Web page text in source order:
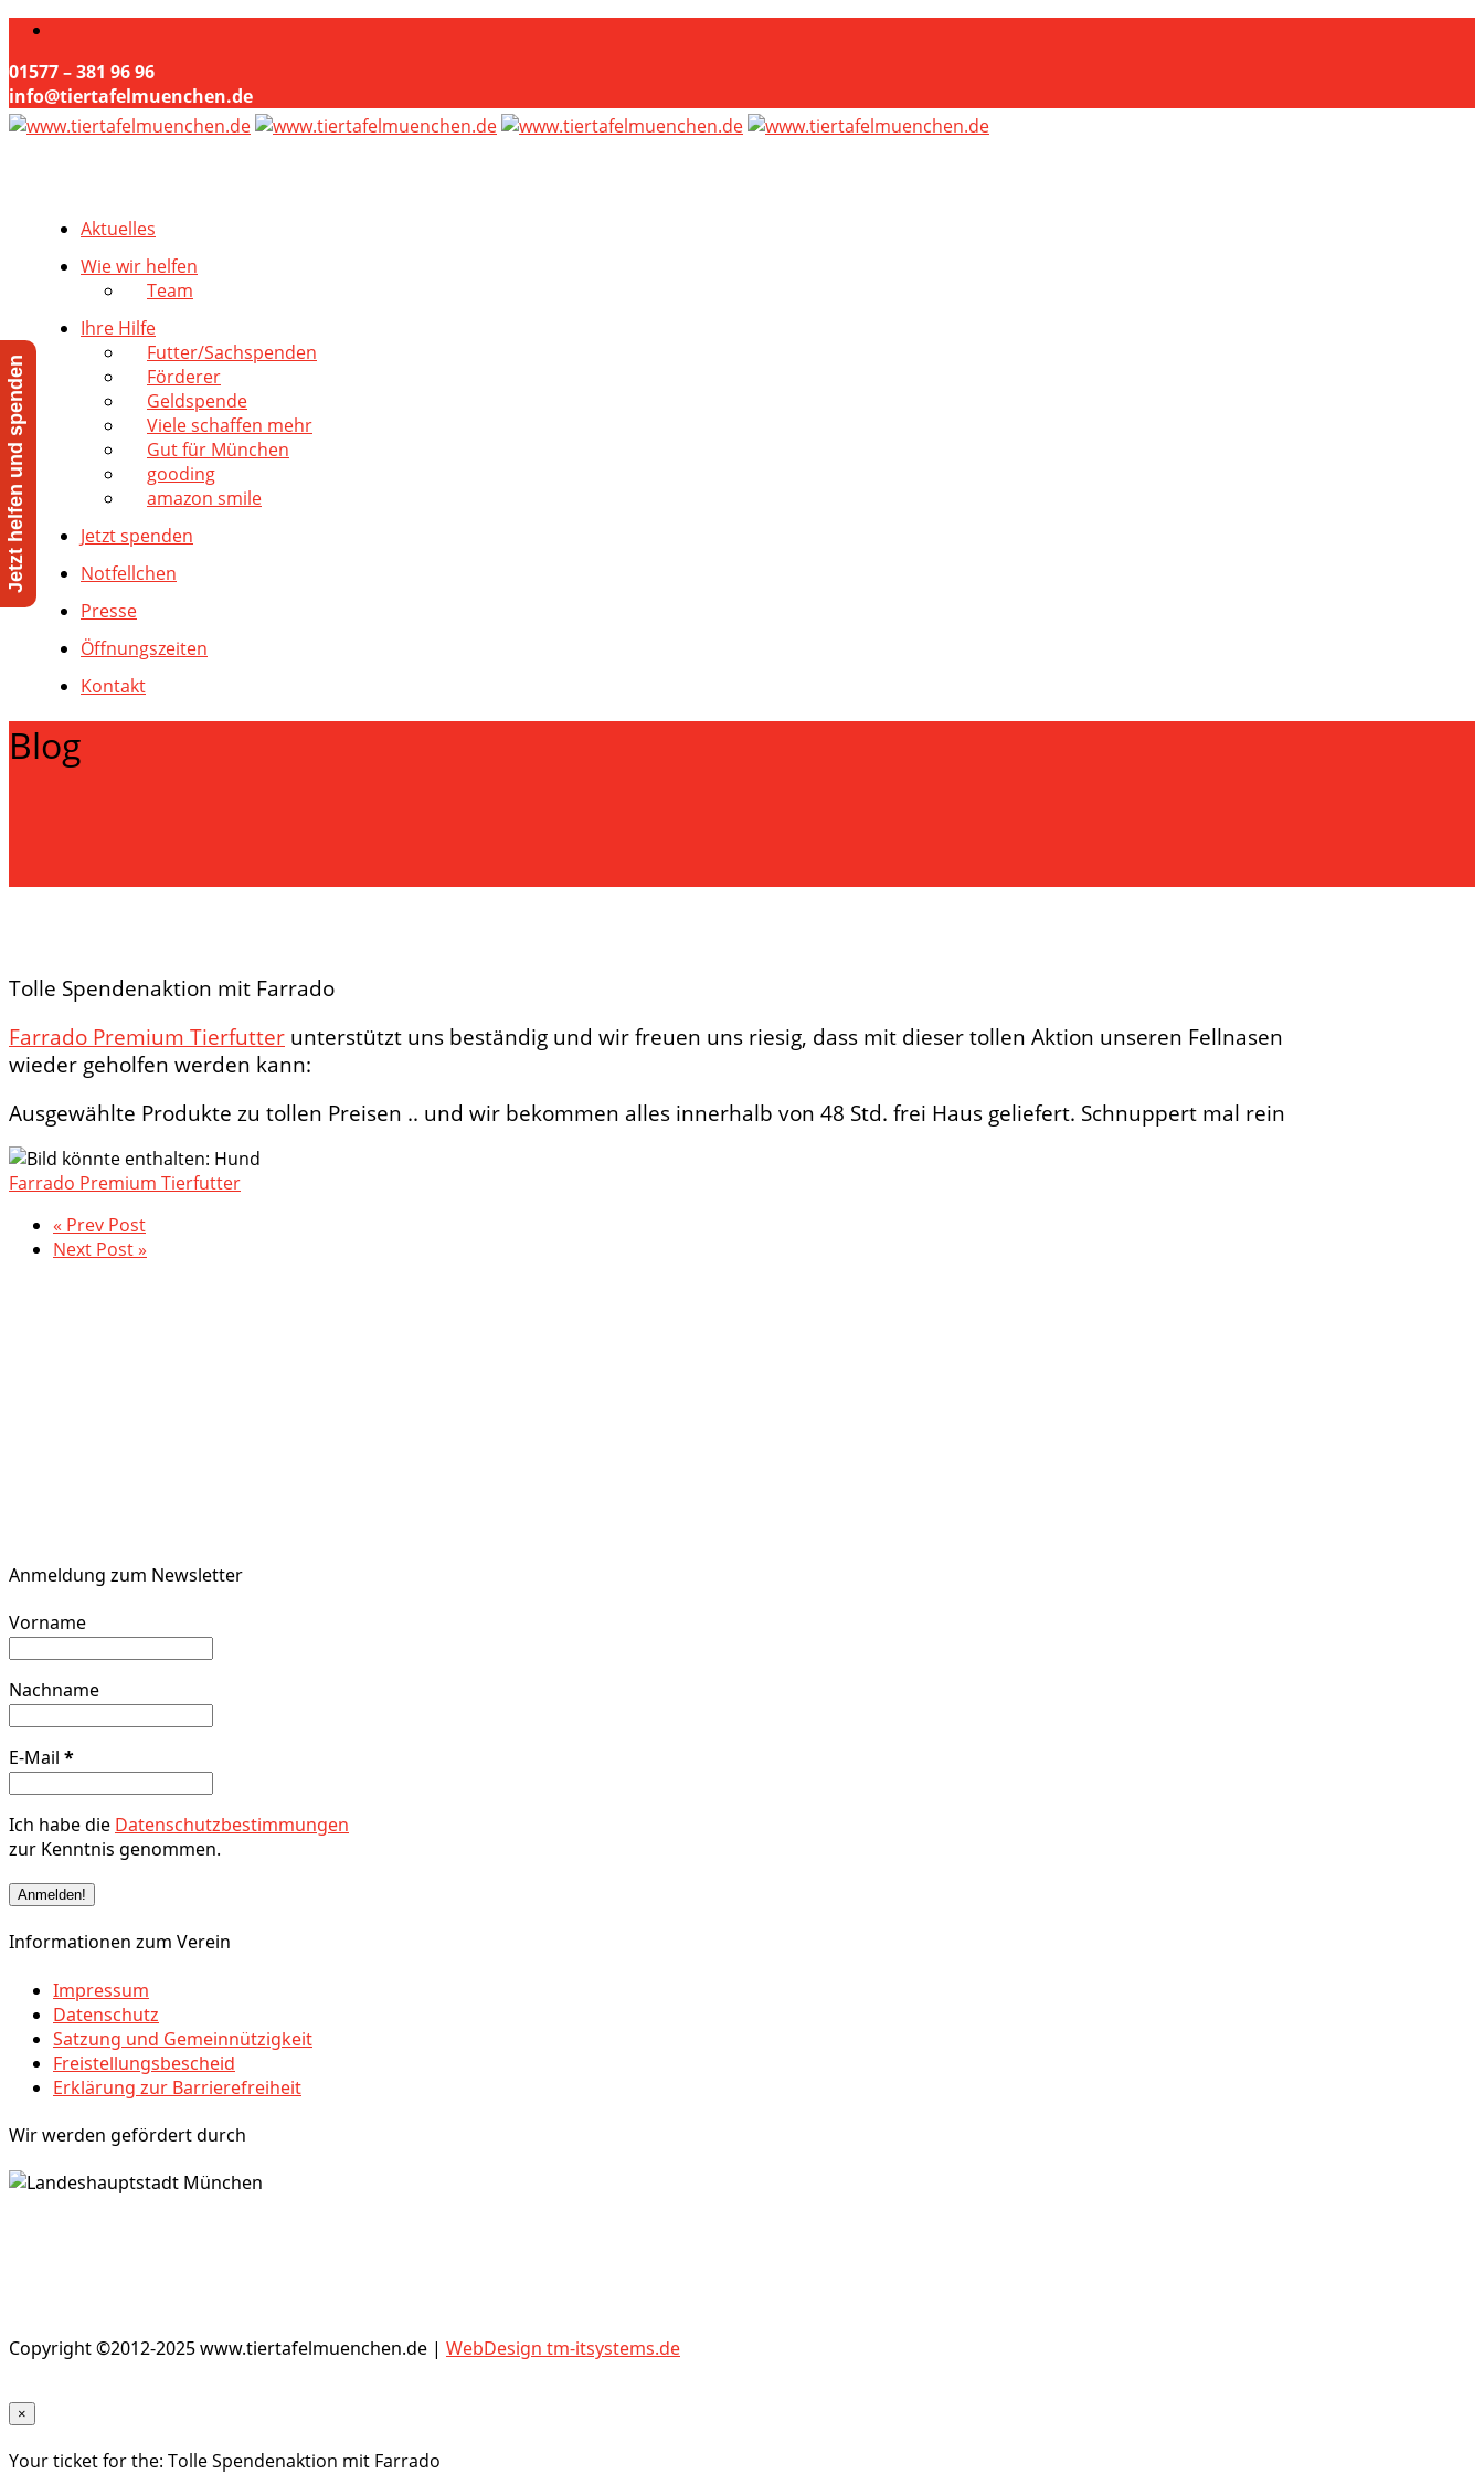
01577 – 381 96 96
info@tiertafelmuenchen.de
Aktuelles
Wie wir helfen
Team
Ihre Hilfe
Futter/Sachspenden
Förderer
Geldspende
Viele schaffen mehr
Gut für München
gooding
amazon smile
Jetzt spenden
Notfellchen
Presse
Öffnungszeiten
Kontakt
Blog
Tolle Spendenaktion mit Farrado
Farrado Premium Tierfutter unterstützt uns beständig und wir freuen uns riesig, dass mit dieser tollen Aktion unseren Fellnasen
wieder geholfen werden kann:
Ausgewählte Produkte zu tollen Preisen .. und wir bekommen alles innerhalb von 48 Std. frei Haus geliefert. Schnuppert mal rein
Farrado Premium Tierfutter
« Prev Post
Next Post »
Anmeldung zum Newsletter
Vorname
Nachname
E-Mail *
Ich habe die Datenschutzbestimmungen
zur Kenntnis genommen.
Informationen zum Verein
Impressum
Datenschutz
Satzung und Gemeinnützigkeit
Freistellungsbescheid
Erklärung zur Barrierefreiheit
Wir werden gefördert durch
Copyright ©2012-2025 www.tiertafelmuenchen.de | WebDesign tm-itsystems.de
×
Your ticket for the: Tolle Spendenaktion mit Farrado
Jetzt helfen und spenden